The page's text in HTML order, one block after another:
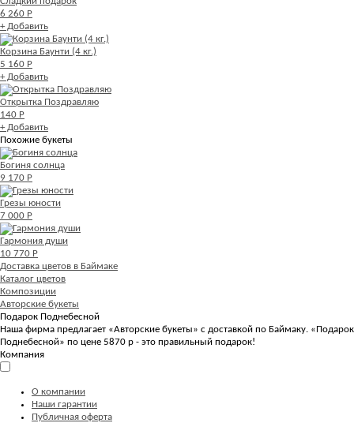
6 260 Р
+ Добавить
Корзина Баунти (4 кг.)
5 160 Р
+ Добавить
Открытка Поздравляю
140 Р
+ Добавить
Похожие букеты
Богиня солнца
9 170 Р
Грезы юности
7 000 Р
Гармония души
10 770 Р
Доставка цветов в Баймаке
Каталог цветов
Композиции
Авторские букеты
Подарок Поднебесной
Наша фирма предлагает «Авторские букеты» с доставкой по Баймаку. «Подарок
Поднебесной» по цене 5870 р - это правильный подарок!
Компания
О компании
Наши гарантии
Публичная оферта